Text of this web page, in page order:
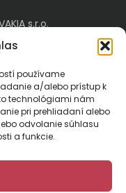
používame
a/alebo prístup k
technológiami nám
pri prehliadaní alebo
odvolanie súhlasu
a funkcie.
s.r.o.
18 88